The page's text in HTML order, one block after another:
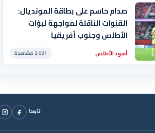
صدام حاسم على بطاقة المونديال:
القنوات الناقلة لمواجهة لبؤات
الأطلس وجنوب أفريقيا
أسود الأطلس 2,021 مشاهدة
تابعنا